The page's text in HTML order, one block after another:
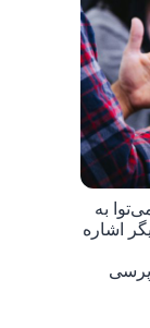
به
اشاره